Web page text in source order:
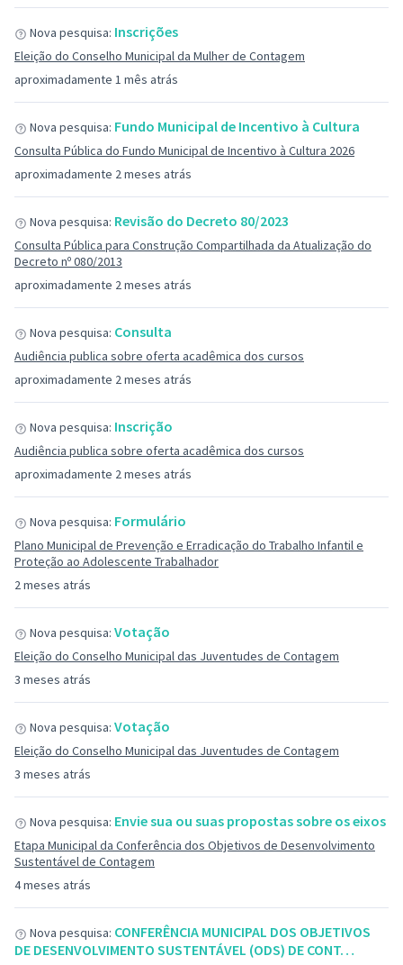
aproximadamente 1 mês atrás
Nova pesquisa: Inscrições
Eleição do Conselho Municipal da Mulher de Contagem
aproximadamente 2 meses atrás
Nova pesquisa: Fundo Municipal de Incentivo à Cultura
Consulta Pública do Fundo Municipal de Incentivo à Cultura 2026
aproximadamente 2 meses atrás
Nova pesquisa: Revisão do Decreto 80/2023
Consulta Pública para Construção Compartilhada da Atualização do
Decreto nº 080/2013
aproximadamente 2 meses atrás
Nova pesquisa: Consulta
Audiência publica sobre oferta acadêmica dos cursos
aproximadamente 2 meses atrás
Nova pesquisa: Inscrição
Audiência publica sobre oferta acadêmica dos cursos
2 meses atrás
Nova pesquisa: Formulário
Plano Municipal de Prevenção e Erradicação do Trabalho Infantil e
Proteção ao Adolescente Trabalhador
3 meses atrás
Nova pesquisa: Votação
Eleição do Conselho Municipal das Juventudes de Contagem
3 meses atrás
Nova pesquisa: Votação
Eleição do Conselho Municipal das Juventudes de Contagem
4 meses atrás
Nova pesquisa: Envie sua ou suas propostas sobre os eixos
Etapa Municipal da Conferência dos Objetivos de Desenvolvimento
Sustentável de Contagem
Nova pesquisa: CONFERÊNCIA MUNICIPAL DOS OBJETIVOS
DE DESENVOLVIMENTO SUSTENTÁVEL (ODS) DE CONT…